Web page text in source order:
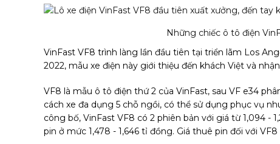
Những chiếc ô tô điện
VinFast VF8 trình làng lần đầu tiên tại triển lãm Los
2022, mẫu xe điện này giới thiệu đến khách Việt và
VF8 là mẫu ô tô điện thứ 2 của VinFast, sau VF e34
cách xe đa dụng 5 chỗ ngồi, có thể sử dụng phục vụ
công bố, VinFast VF8 có 2 phiên bản với giá từ 1,094 -
pin ở mức 1,478 - 1,646 tỉ đồng. Giá thuê pin đối với